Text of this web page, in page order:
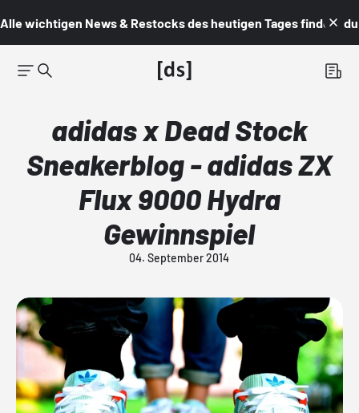
Alle wichtigen News & Restocks des heutigen Tages findest du
adidas x Dead Stock
Sneakerblog - adidas ZX
Flux 9000 Hydra
Gewinnspiel
04. September 2014